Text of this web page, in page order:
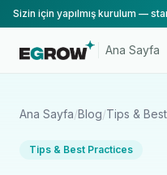
Ana Sayfa
Ana Sayfa/Blog/Tips &
Tips & Best Practices